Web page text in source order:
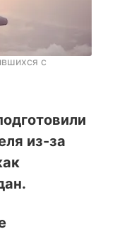
с
из-за